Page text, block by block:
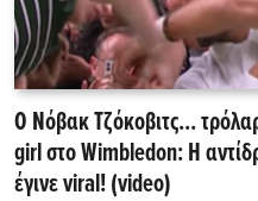
Ο Νόβακ Τζόκοβιτς...
girl στο Wimbledon: Η
έγινε viral! (video)